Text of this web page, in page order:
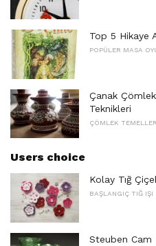
Top 5 Hikaye
POPÜLER MASA
Çanak
Teknikleri
ÇÖMLEK
Users choice
Kolay Tığ
BAŞLANGIÇ ​​TIĞ IŞI
Steuben Cam